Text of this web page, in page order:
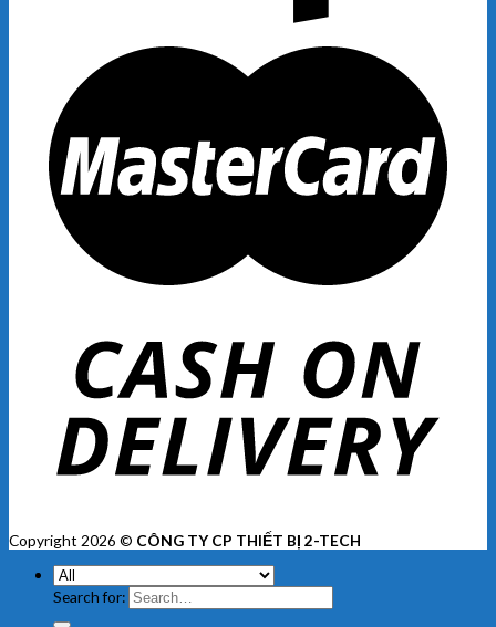
Copyright 2026 © CÔNG TY CP THIẾT BỊ 2-TECH
Search for: